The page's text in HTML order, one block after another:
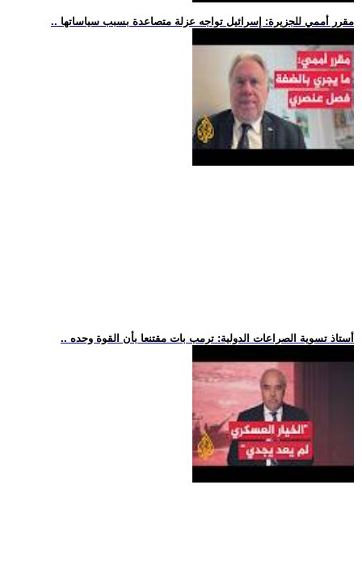
.. مقرر أممي للجزيرة: إسرائيل تواجه عزلة متصاعدة بسبب سياساتها
.. أستاذ تسوية الصراعات الدولية: ترمب بات مقتنعا بأن القوة وحده